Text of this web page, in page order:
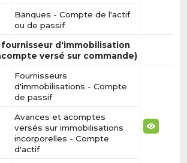
Banques - Compte de l'actif
ou de passif
fournisseur d'immobilisation
versé sur commande)
Fournisseurs
d'immobilisations - Compte
de passif
Avances et acomptes
versés sur immobilisations
incorporelles - Compte
d'actif